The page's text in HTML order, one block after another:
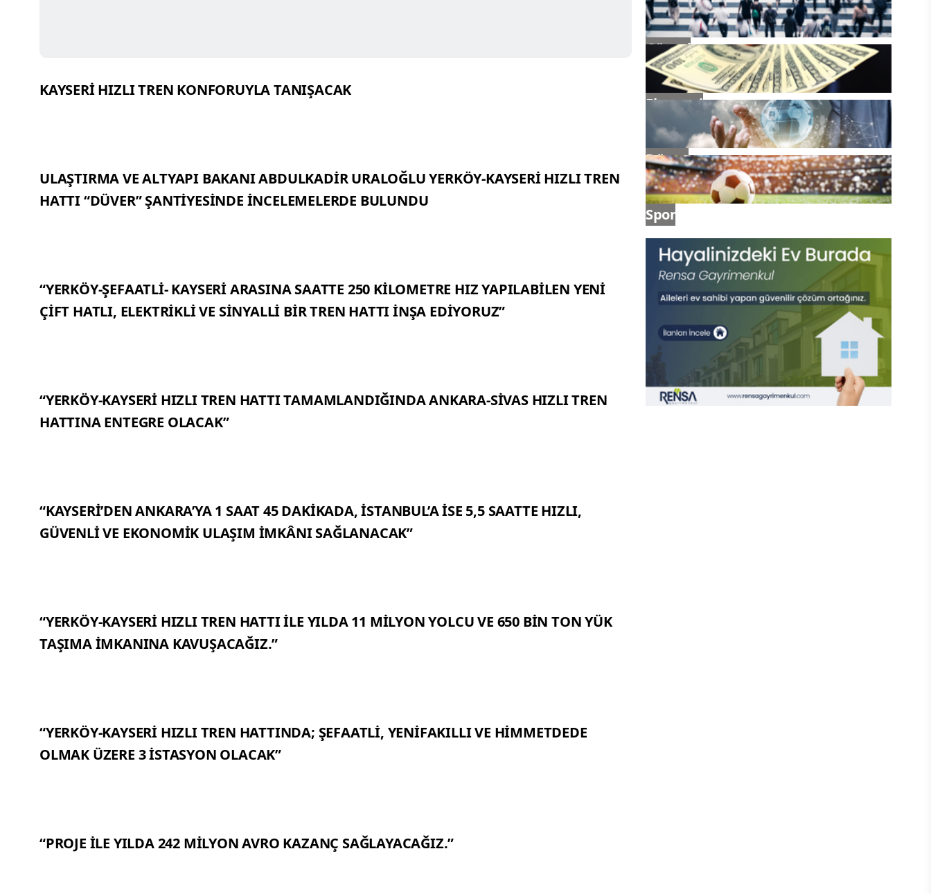
KAYSERİ HIZLI TREN KONFORUYLA TANIŞACAK
ULAŞTIRMA VE ALTYAPI BAKANI ABDULKADİR URALOĞLU YERKÖY-KAYSERİ HIZLI TREN
HATTI “DÜVER” ŞANTİYESİNDE İNCELEMELERDE BULUNDU
“YERKÖY-ŞEFAATLİ- KAYSERİ ARASINA SAATTE 250 KİLOMETRE HIZ YAPILABİLEN YENİ
ÇİFT HATLI, ELEKTRİKLİ VE SİNYALLİ BİR TREN HATTI İNŞA EDİYORUZ”
“YERKÖY-KAYSERİ HIZLI TREN HATTI TAMAMLANDIĞINDA ANKARA-SİVAS HIZLI TREN
HATTINA ENTEGRE OLACAK”
“KAYSERİ’DEN ANKARA’YA 1 SAAT 45 DAKİKADA, İSTANBUL’A İSE 5,5 SAATTE HIZLI,
GÜVENLİ VE EKONOMİK ULAŞIM İMKÂNI SAĞLANACAK”
“YERKÖY-KAYSERİ HIZLI TREN HATTI İLE YILDA 11 MİLYON YOLCU VE 650 BİN TON YÜK
TAŞIMA İMKANINA KAVUŞACAĞIZ.”
“YERKÖY-KAYSERİ HIZLI TREN HATTINDA; ŞEFAATLİ, YENİFAKILLI VE HİMMETDEDE
OLMAK ÜZERE 3 İSTASYON OLACAK”
“PROJE İLE YILDA 242 MİLYON AVRO KAZANÇ SAĞLAYACAĞIZ.”
Güncel
Ekonomi
Dünya
Spor